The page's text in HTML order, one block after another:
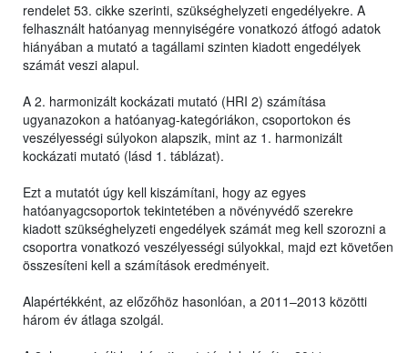
rendelet 53. cikke szerinti, szükséghelyzeti engedélyekre. A
felhasznált hatóanyag mennyiségére vonatkozó átfogó adatok
hiányában a mutató a tagállami szinten kiadott engedélyek
számát veszi alapul.
A 2. harmonizált kockázati mutató (HRI 2) számítása
ugyanazokon a hatóanyag-kategóriákon, csoportokon és
veszélyességi súlyokon alapszik, mint az 1. harmonizált
kockázati mutató (lásd 1. táblázat).
Ezt a mutatót úgy kell kiszámítani, hogy az egyes
hatóanyagcsoportok tekintetében a növényvédő szerekre
kiadott szükséghelyzeti engedélyek számát meg kell szorozni a
csoportra vonatkozó veszélyességi súlyokkal, majd ezt követően
összesíteni kell a számítások eredményeit.
Alapértékként, az előzőhöz hasonlóan, a 2011–2013 közötti
három év átlaga szolgál.